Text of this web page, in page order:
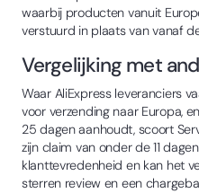
waarbij producten vanuit
verstuurd in plaats van vanaf
Vergelijking met
Waar AliExpress leveranciers
voor verzending naar Europa,
25 dagen aanhoudt, scoort
zijn claim van onder de 11
klanttevredenheid en kan het
sterren review en een